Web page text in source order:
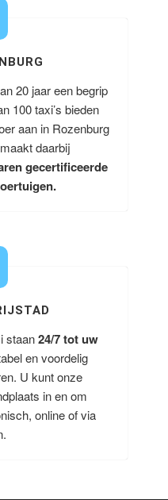
20 jaar een begrip
100 taxi’s bieden
aan in Rozenburg
daarbij
gecertificeerde
staan24/7 tot uw
en voordelig
U kunt onze
in en om
online of via